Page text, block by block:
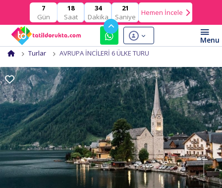
7
Gün
18
Saat
34
Dakika
20
Saniye
Hemen İncele
Turlar AVRUPA İNCİLERİ 6 ÜLKE TURU